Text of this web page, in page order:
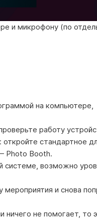
и микрофону (по
на компьютере,
работу
стандартное
Photo Booth.
системе, возможно
и снова
ничего не помогает, то